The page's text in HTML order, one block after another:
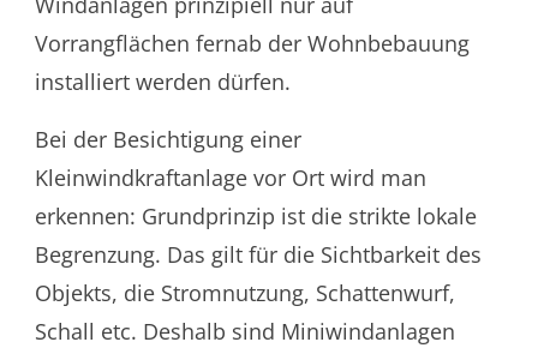
Vorrangflächen fernab der Wohnbebauung
installiert werden dürfen.
Bei der Besichtigung einer
Kleinwindkraftanlage vor Ort wird man
erkennen: Grundprinzip ist die strikte lokale
Begrenzung. Das gilt für die Sichtbarkeit des
Objekts, die Stromnutzung, Schattenwurf,
Schall etc. Deshalb sind Miniwindanlagen